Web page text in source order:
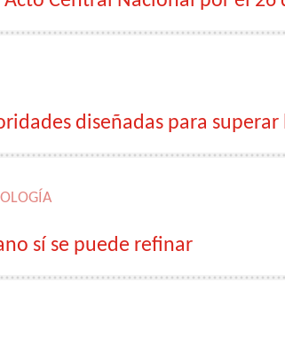
diseñadas para
sí se puede refinar